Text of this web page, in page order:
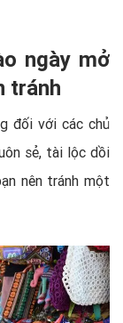
ngày mở
tránh
đối với các chủ
sẻ, tài lộc dồi
nên tránh một